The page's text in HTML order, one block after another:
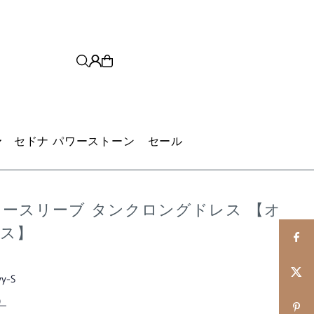
セドナ パワーストーン セール
スリーブ タンクロングドレス 【オ
】
S